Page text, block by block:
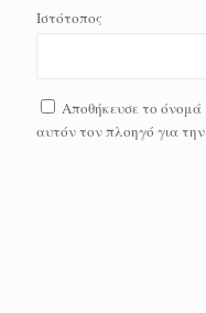
Ιστότοπος
Αποθήκευσε το όνομά
αυτόν τον πλοηγό για